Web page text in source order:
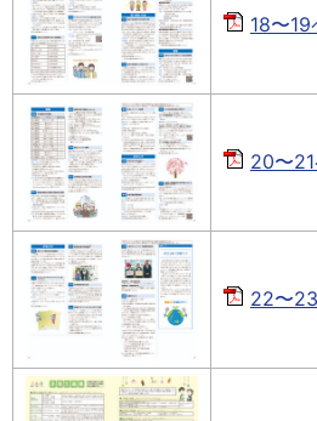
18〜
20〜
22〜